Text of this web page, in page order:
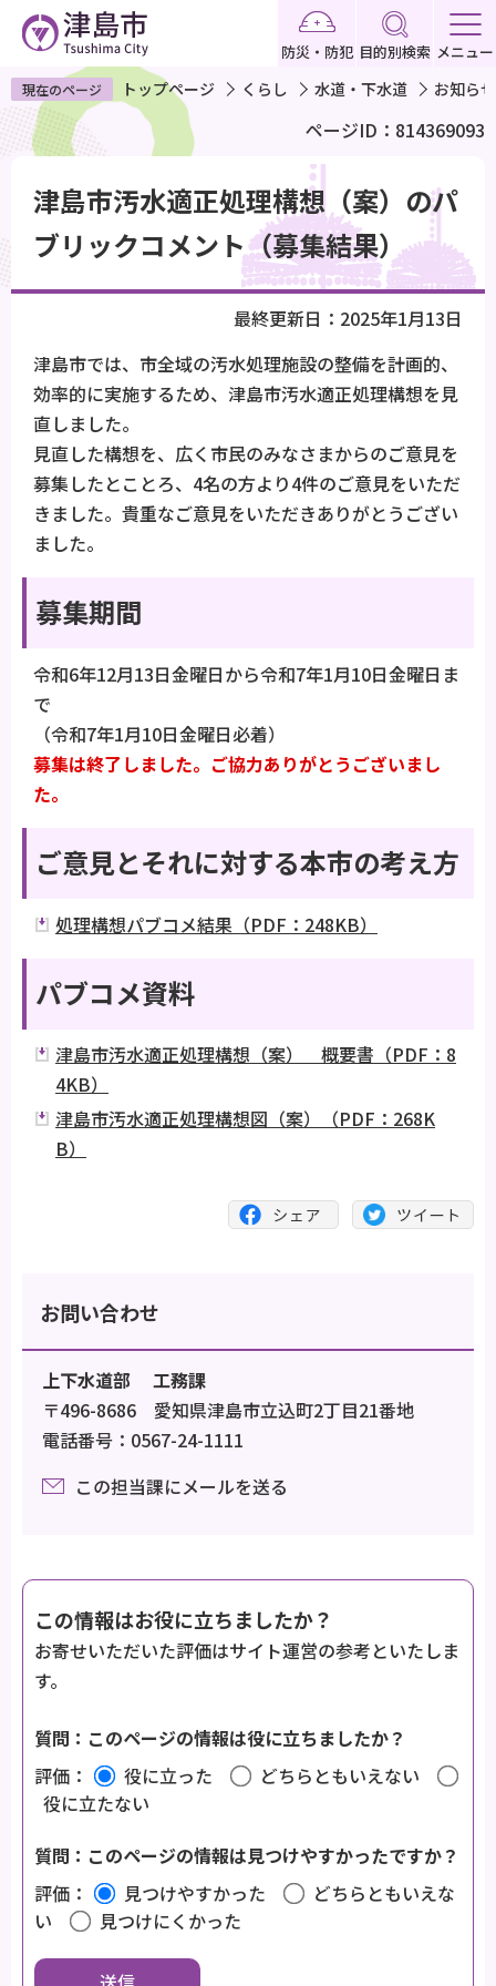
ペ
ー
ジ
で
す
防災・防犯 目的別検索 メニュー
現在のページ トップページ くらし 水道・下水道 お知らせ
ページID：814369093
か
津島市汚水適正処理構想（案）のパ
ブリックコメント（募集結果）
最終更新日：2025年1月13日
津島市では、市全域の汚水処理施設の整備を計画的、
効率的に実施するため、津島市汚水適正処理構想を見
直しました。
見直した構想を、広く市民のみなさまからのご意見を
募集したとことろ、4名の方より4件のご意見をいただ
きました。貴重なご意見をいただきありがとうござい
ました。
募集期間
令和6年12月13日金曜日から令和7年1月10日金曜日ま
で
（令和7年1月10日金曜日必着）
募集は終了しました。ご協力ありがとうございまし
た。
ご意見とそれに対する本市の考え方
処理構想パブコメ結果（PDF：248KB）
パブコメ資料
津島市汚水適正処理構想（案） 概要書（PDF：8
4KB）
津島市汚水適正処理構想図（案）（PDF：268K
B）
お問い合わせ
上下水道部 工務課
〒496-8686 愛知県津島市立込町2丁目21番地
電話番号：0567-24-1111
この担当課にメールを送る
この情報はお役に立ちましたか？
お寄せいただいた評価はサイト運営の参考といたしま
す。
質問：このページの情報は役に立ちましたか？
評価：
役に立った
どちらともいえない
役に立たない
質問：このページの情報は見つけやすかったですか？
評価：
見つけやすかった
どちらともいえな
い
見つけにくかった